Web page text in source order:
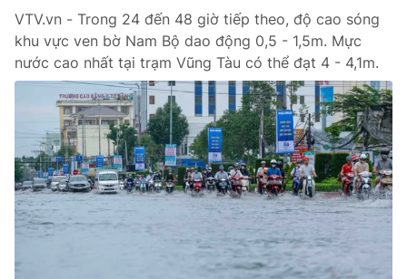
VTV.vn - Trong 24 đến 48 giờ tiếp theo, độ cao sóng
khu vực ven bờ Nam Bộ dao động 0,5 - 1,5m. Mực
nước cao nhất tại trạm Vũng Tàu có thể đạt 4 - 4,1m.